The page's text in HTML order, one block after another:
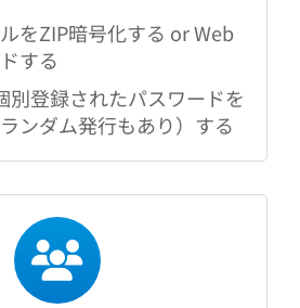
をZIP暗号化する or Web
する
別登録されたパスワードを
ンダム発行もあり）する